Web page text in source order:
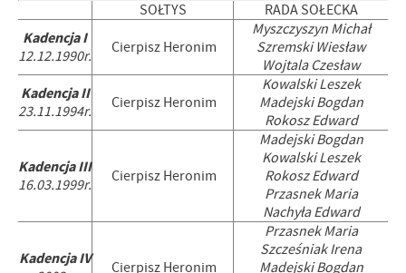
SOŁTYS RADA SOŁECKA
Kadencja I
12.12.1990r. Cierpisz Heronim
Myszczyszyn Michał
Szremski Wiesław
Wojtala Czesław
Kadencja II
23.11.1994r. Cierpisz Heronim
Kowalski Leszek
Madejski Bogdan
Rokosz Edward
Kadencja III
16.03.1999r. Cierpisz Heronim
Madejski Bogdan
Kowalski Leszek
Rokosz Edward
Przasnek Maria
Nachyła Edward
Kadencja IV Cierpisz Heronim
Przasnek Maria
Szcześniak Irena
Madejski Bogdan